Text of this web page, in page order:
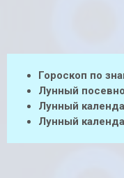
Гороскоп по
Лунный
Лунный
Лунный